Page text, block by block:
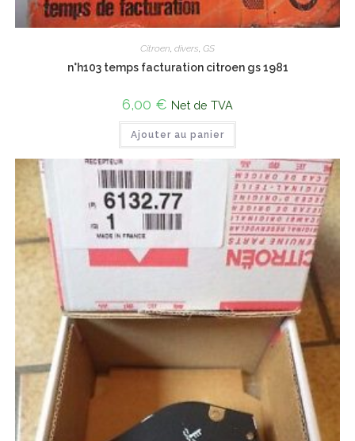
Citroen, divers, GS
n°h103 temps facturation citroen gs 1981
6,00 € Net de TVA
Ajouter au panier